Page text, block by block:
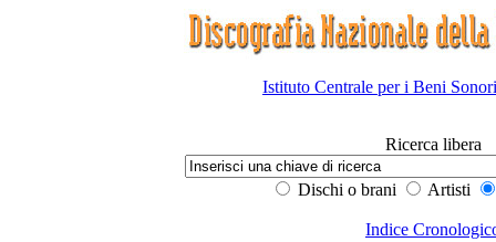
Istituto Centrale per i Beni
Ricerca libera
Dischi o brani Artisti
Indice